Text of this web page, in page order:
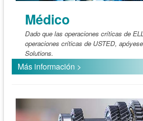
Médico
Dado que las operaciones críticas de
operaciones críticas de USTED,
Solutions.
Más información >